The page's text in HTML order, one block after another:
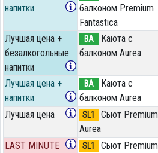
напитки
балконом Premium
Fantastica
Лучшая цена +
безалкогольные
напитки
BA
Каюта с
балконом Aurea
Лучшая цена +
напитки
BA
Каюта с
балконом Aurea
Лучшая цена SL1
Сьют Premium
Aurea
LAST MINUTE SL1
Сьют Premium